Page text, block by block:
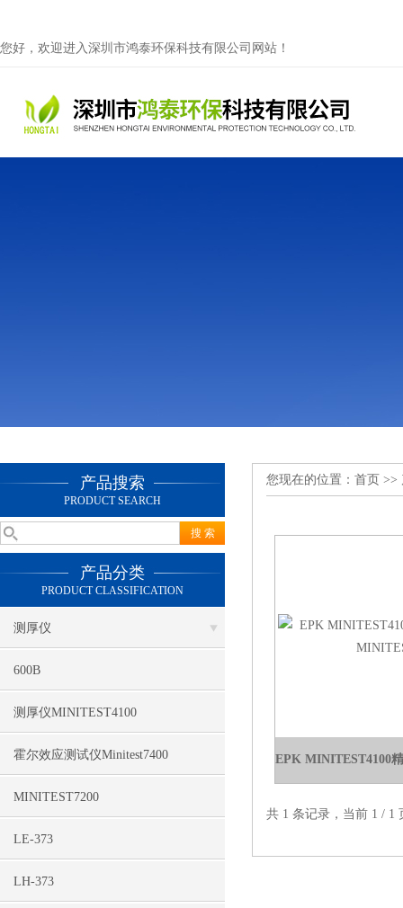
您好，欢迎进入深圳市鸿泰环保科技有限公司网站！
产品搜索
PRODUCT SEARCH
产品分类
PRODUCT CLASSIFICATION
测厚仪
600B
测厚仪MINITEST4100
霍尔效应测试仪Minitest7400
MINITEST7200
LE-373
LH-373
您现在的位置： 首页 >>
共 1 条记录，当前 1 /